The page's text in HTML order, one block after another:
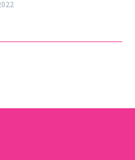
joue un rôle